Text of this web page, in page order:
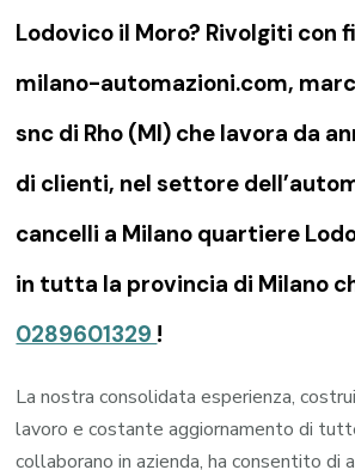
Lodovico il Moro? Rivolgiti con
milano-automazioni.com,
snc di Rho (MI) che lavora da
di clienti, nel settore
cancelli a Milano quartiere
in tutta la provincia di Milano
0289601329 !
La nostra consolidata esperienza,
lavoro e costante aggiornamento di
collaborano in azienda, ha consentito di